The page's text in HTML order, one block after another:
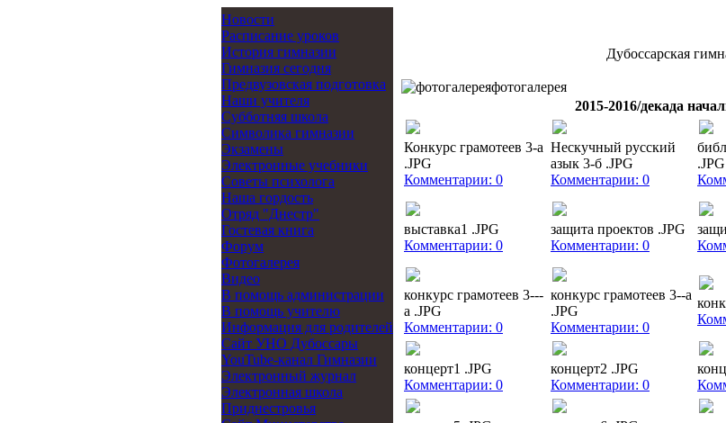
Новости
Расписание уроков
История гимназии
Гимназия сегодня
Предвузовская подготовка
Наши учителя
Субботняя школа
Символика гимназии
Экзамены
Электронные учебники
Советы психолога
Наша гордость
Отряд "Днестр"
Гостевая книга
Форум
Фотогалерея
Видео
В помощь администрации
В помощь учителю
Информация для родителей
Cайт УНО Дубоссары
YouTube-канал Гимназии
Электронный журнал
Электронная школа
Приднестровья
Дубоссарская
фотогалерея
2015-2016/декада
Конкурс грамотеев 3-а
.JPG
Комментарии: 0
Нескучный русский
азык 3-б .JPG
Комментарии: 0
.JPG
выставка1 .JPG
Комментарии: 0
защита проектов .JPG
Комментарии: 0
конкурс грамотеев 3---
а .JPG
Комментарии: 0
конкурс грамотеев 3--а
.JPG
Комментарии: 0
концерт1 .JPG
Комментарии: 0
концерт2 .JPG
Комментарии: 0